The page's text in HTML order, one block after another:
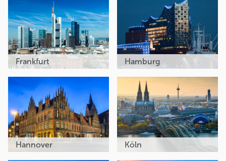
Frankfurt Hamburg
Hannover Köln